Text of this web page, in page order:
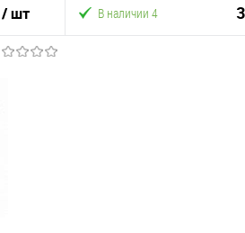
/ шт В наличии 4